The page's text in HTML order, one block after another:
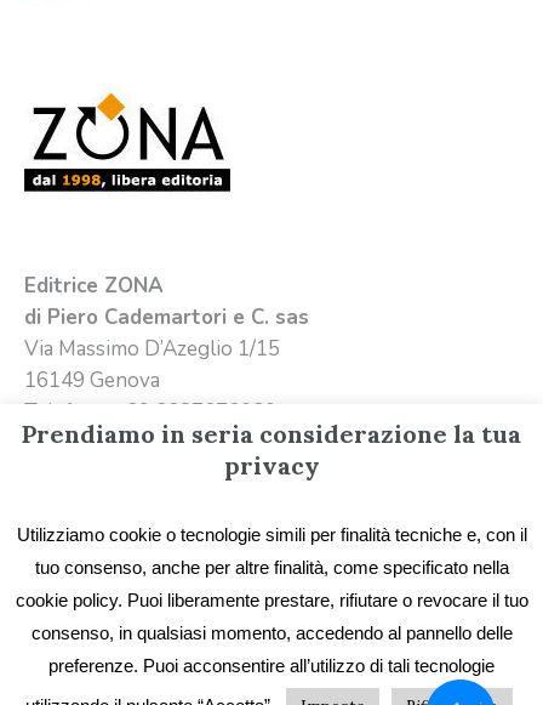
Editrice ZONA
di Piero Cademartori e C. sas
Via Massimo D’Azeglio 1/15
16149 Genova
Telefono +39 3387676020
Emailinfo@editricezona.it
Privacy / Editrice ZONA - Immagini e testi sono
Prendiamo in seria considerazione la tua
privacy
Utilizziamo cookie o tecnologie simili per finalità tecniche e, con il
tuo consenso, anche per altre finalità, come specificato nella
cookie policy. Puoi liberamente prestare, rifiutare o revocare il tuo
consenso, in qualsiasi momento, accedendo al pannello delle
preferenze. Puoi acconsentire all’utilizzo di tali tecnologie